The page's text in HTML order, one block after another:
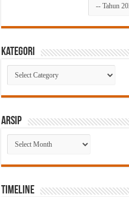
Kategori
Kategori
Arsip
Arsip
Timeline